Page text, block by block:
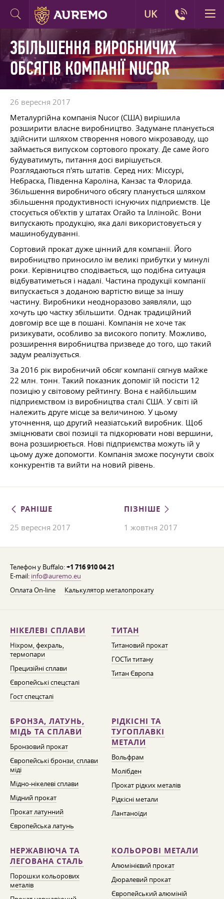
ЗБІЛЬШЕННЯ ВИРОБНИЧИХ
ОБСЯГІВ КОМПАНІЇ NUCOR
26 вересня 2017
Металургійна компанія Nucor (США) вирішила
розширити власне виробництво. Задумане планується
здійснити шляхом створення нового мікрозаводу, що
займається випуском сортового прокату. Де саме його
будуватимуть, питання досі вирішується.
Розглядаються п'ять штатів. Серед них: Міссурі,
Небраска, Південна Кароліна, Канзас та Флорида.
Збільшення виробничого обсягу планується шляхом
збільшення продуктивності існуючих підприємств. Це
стосується об'єктів у штатах Огайо та Іллінойс. Вони
випускають продукцію, яка далі використовується у
машинобудуванні.
Сортовий прокат дуже цінний для компанії. Його
виробництво приносило їм великі прибутки у минулі
роки. Керівництво сподівається, що подібна ситуація
відбуватиметься і надалі. Частина продукції компанії
випускається з доданою вартістю вище за іншу
частину. Виробники неодноразово заявляли, що
хочуть цю частку збільшити. Однак традиційний
довгомір все ще в пошані. Компанія не хоче так
ризикувати, особливо за високого попиту. Можливо,
розширення виробництва призведе до того, що такий
задум реалізується.
За 2016 рік виробничий обсяг компанії сягнув майже
22 млн. тонн. Такий показник допоміг їй посісти 12
позицію у світовому рейтингу. Вона є найбільшим
підприємством із виробництва сталі США. У світі їй
належить друге місце за величиною. У цьому
уточнення, що другий неазіатський виробник. Щоб
зміцнювати свої позиції та підкорювати нові вершини,
вона розширюється. Нові підприємства можуть їй у
цьому дуже допомогти. Компанія зможе посунути своїх
конкурентів та вийти на новий рівень.
РАНІШЕ
25 вересня 2017
ПІЗНІШЕ
1 жовтня 2017
Телефон у Buffalo:+1 716 910 04 21
E-mail: info@auremo.eu
Оплата On-line
Калькулятор металопрокату
НІКЕЛЕВІ СПЛАВИ
Ніхром, фехраль,
термопари
Прецизійні сплави
Європейські спецсталі
Гост спецсталі
ТИТАН
Титановий прокат
ГОСТи титану
Титан Європа
БРОНЗА, ЛАТУНЬ,
МІДЬ ТА СПЛАВИ
Бронзовий прокат
Європейські бронзи, сплави
міді
Мідно-нікелеві сплави
Мідний прокат
Прокат латунний
Європейська латунь
РІДКІСНІ ТА
ТУГОПЛАВКІ
МЕТАЛИ
Вольфрам
Молібден
Прокат рідких металів
Рідкісні метали
Лантаноїди
НЕРЖАВІЮЧА ТА
ЛЕГОВАНА СТАЛЬ
Порошки кольорових
металів
КОЛЬОРОВІ МЕТАЛИ
Алюмінієвий прокат
Дюралевий прокат
Європейський алюміній
UK